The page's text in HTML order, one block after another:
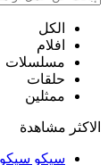
الكل
افلام
مسلسلات
حلقات
ممثلين
الاكثر مشاهدة
سيكو سيكو